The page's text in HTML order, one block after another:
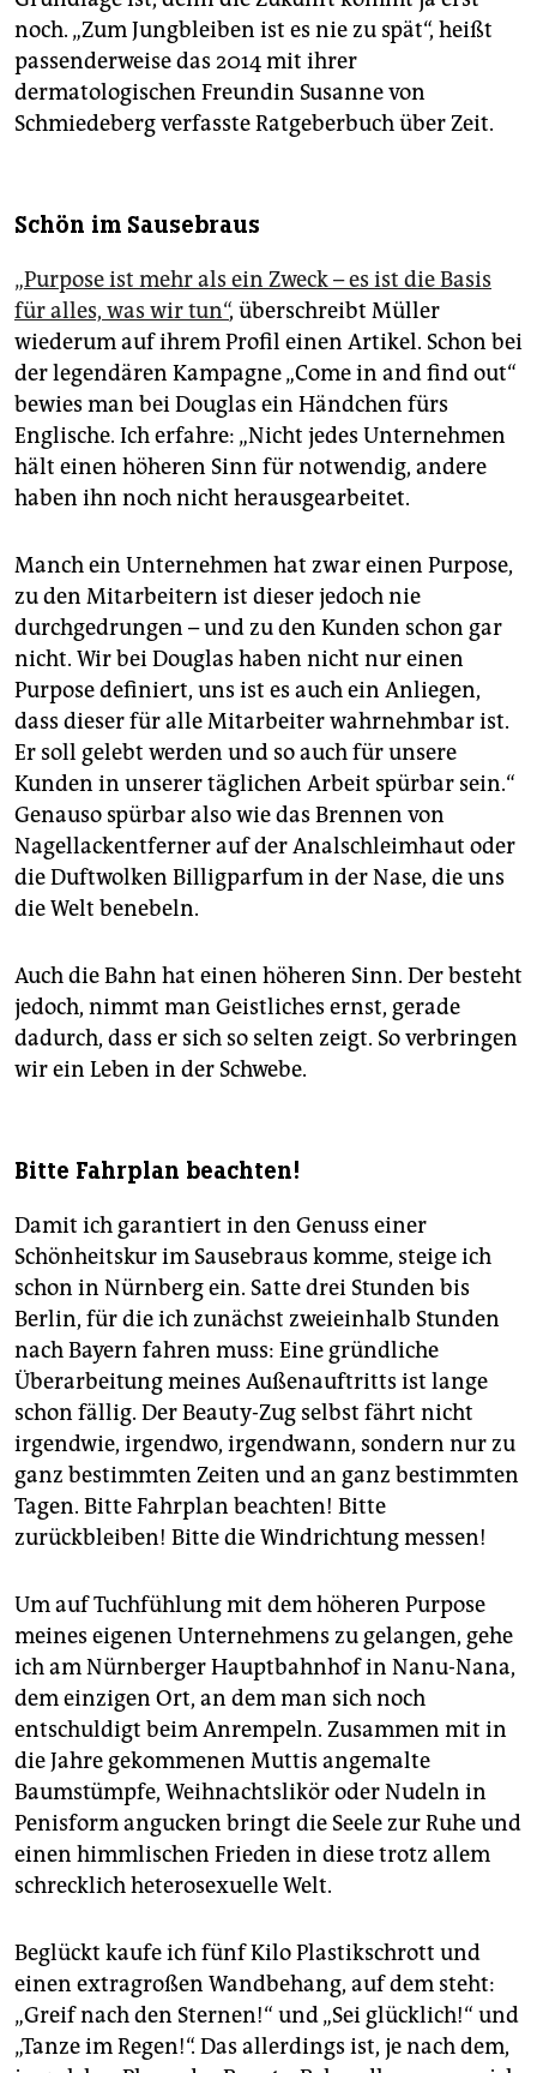
noch. „Zum Jungbleiben ist es nie zu spät“, heißt
passenderweise das 2014 mit ihrer
dermatologischen Freundin Susanne von
Schmiedeberg verfasste Ratgeberbuch über Zeit.
Schön im Sausebraus
„Purpose ist mehr als ein Zweck – es ist die Basis
für alles, was wir tun“, überschreibt Müller
wiederum auf ihrem Profil einen Artikel. Schon bei
der legendären Kampagne „Come in and find out“
bewies man bei Douglas ein Händchen fürs
Englische. Ich erfahre: „Nicht jedes Unternehmen
hält einen höheren Sinn für notwendig, andere
haben ihn noch nicht herausgearbeitet.
Manch ein Unternehmen hat zwar einen Purpose,
zu den Mitarbeitern ist dieser jedoch nie
durchgedrungen – und zu den Kunden schon gar
nicht. Wir bei Douglas haben nicht nur einen
Purpose definiert, uns ist es auch ein Anliegen,
dass dieser für alle Mitarbeiter wahrnehmbar ist.
Er soll gelebt werden und so auch für unsere
Kunden in unserer täglichen Arbeit spürbar sein.“
Genauso spürbar also wie das Brennen von
Nagellackentferner auf der Analschleimhaut oder
die Duftwolken Billigparfum in der Nase, die uns
die Welt benebeln.
Auch die Bahn hat einen höheren Sinn. Der besteht
jedoch, nimmt man Geistliches ernst, gerade
dadurch, dass er sich so selten zeigt. So verbringen
wir ein Leben in der Schwebe.
Bitte Fahrplan beachten!
Damit ich garantiert in den Genuss einer
Schönheitskur im Sausebraus komme, steige ich
schon in Nürnberg ein. Satte drei Stunden bis
Berlin, für die ich zunächst zweieinhalb Stunden
nach Bayern fahren muss: Eine gründliche
Überarbeitung meines Außenauftritts ist lange
schon fällig. Der Beauty-Zug selbst fährt nicht
irgendwie, irgendwo, irgendwann, sondern nur zu
ganz bestimmten Zeiten und an ganz bestimmten
Tagen. Bitte Fahrplan beachten! Bitte
zurückbleiben! Bitte die Windrichtung messen!
Um auf Tuchfühlung mit dem höheren Purpose
meines eigenen Unternehmens zu gelangen, gehe
ich am Nürnberger Hauptbahnhof in Nanu-Nana,
dem einzigen Ort, an dem man sich noch
entschuldigt beim Anrempeln. Zusammen mit in
die Jahre gekommenen Muttis angemalte
Baumstümpfe, Weihnachtslikör oder Nudeln in
Penisform angucken bringt die Seele zur Ruhe und
einen himmlischen Frieden in diese trotz allem
schrecklich heterosexuelle Welt.
Beglückt kaufe ich fünf Kilo Plastikschrott und
einen extragroßen Wandbehang, auf dem steht:
„Greif nach den Sternen!“ und „Sei glücklich!“ und
„Tanze im Regen!“. Das allerdings ist, je nach dem,